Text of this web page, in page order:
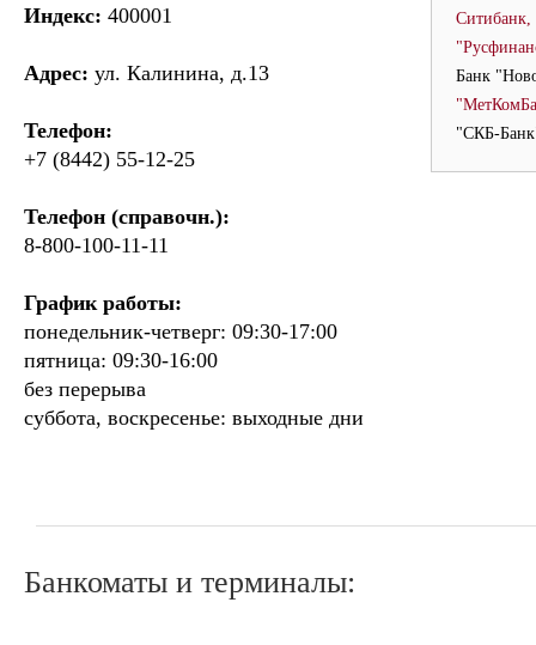
Ситибанк,
Банк
"СКБ-
Индекс: 400001
Адрес: ул. Калинина, д.13
Телефон:
+7 (8442) 55-12-25
Телефон (справочн.):
8-800-100-11-11
График работы:
понедельник-четверг: 09:30-17:00
пятница: 09:30-16:00
без перерыва
суббота, воскресенье: выходные дни
Банкоматы и терминалы: